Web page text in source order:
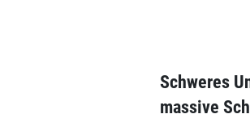
Schweres
massive